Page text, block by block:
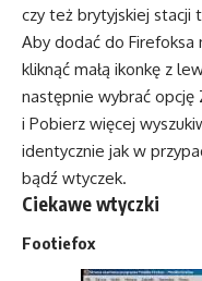
czy też brytyjskiej stacji
Aby dodać do Firefoksa
kliknąć małą ikonkę z
następnie wybrać opcję
i Pobierz więcej
identycznie jak w
bądź wtyczek.
Ciekawe wtyczki
Footiefox